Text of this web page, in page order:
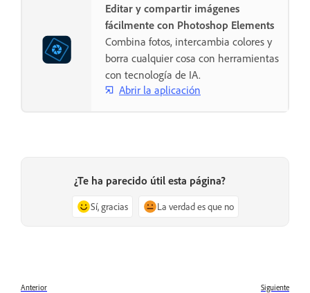
Editar y compartir imágenes
fácilmente con Photoshop Elements
Combina fotos, intercambia colores y
borra cualquier cosa con herramientas
con tecnología de IA.
Abrir la aplicación
¿Te ha parecido útil esta página?
Sí, gracias La verdad es que no
Anterior Siguiente